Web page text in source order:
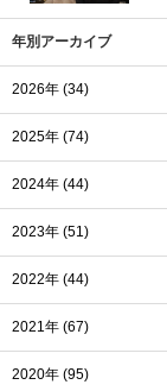
年別アーカイブ
2026年 (34)
2025年 (74)
2024年 (44)
2023年 (51)
2022年 (44)
2021年 (67)
2020年 (95)